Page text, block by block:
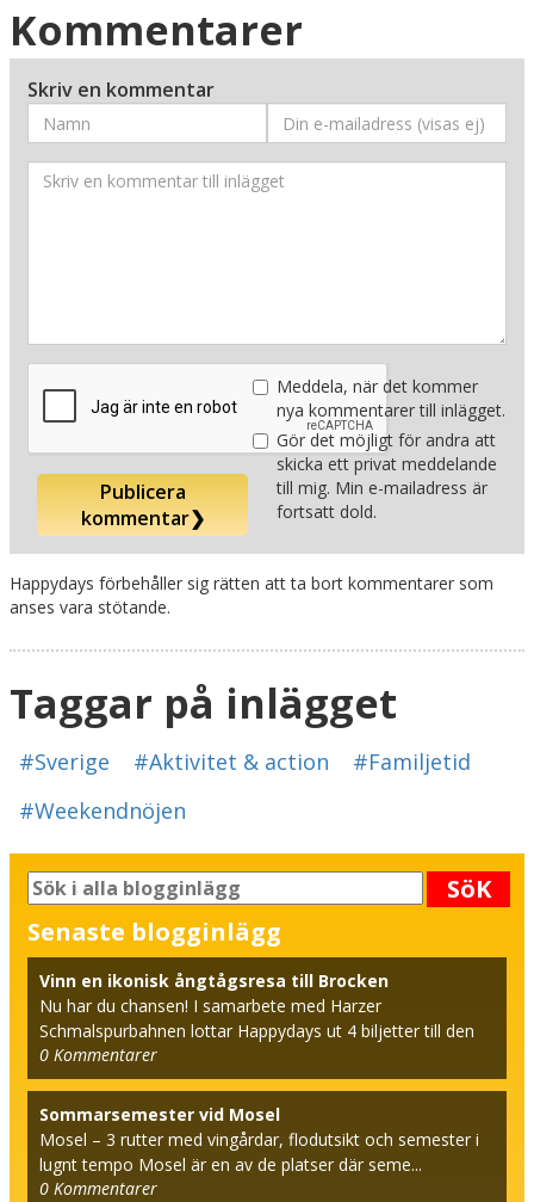
Kommentarer
Skriv en kommentar
Publicera
kommentar❯
Meddela, när det kommer
nya kommentarer till inlägget.
Gör det möjligt för andra att
skicka ett privat meddelande
till mig. Min e-mailadress är
fortsatt dold.
Happydays förbehåller sig rätten att ta bort kommentarer som
anses vara stötande.
Taggar på inlägget
#Sverige #Aktivitet & action
#Familjetid
#Weekendnöjen
SöK
Senaste blogginlägg
Vinn en ikonisk ångtågsresa till Brocken
Nu har du chansen! I samarbete med Harzer
Schmalspurbahnen lottar Happydays ut 4 biljetter till den
beröm...
0 Kommentarer
Sommarsemester vid Mosel
Mosel – 3 rutter med vingårdar, flodutsikt och semester i
lugnt tempo Mosel är en av de platser där seme...
0 Kommentarer